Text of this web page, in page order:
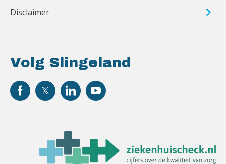
Volg Slingeland
Disclaimer